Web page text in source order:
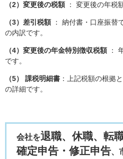
（2）変更後の税額 ： 変更後の年税
（3）差引税額 ：
納付書・口座振替
の内訳です。
（4）変更後の年金特別徴収税額 ：
です。​
（5） 課税明細書 ：上記税額の根拠
の詳細です。
会社を退職、休職、転
確定申告・修正申告、